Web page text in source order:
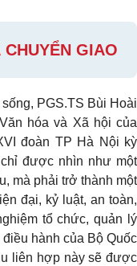
GIAO
PGS.TS Bùi Hoài
hóa và Xã hội của
đoàn TP Hà Nội kỳ
được nhìn như một
mà phải trở thành một
đại, kỷ luật, an toàn,
tổ chức, quản lý
hành của Bộ Quốc
liên hợp này sẽ được